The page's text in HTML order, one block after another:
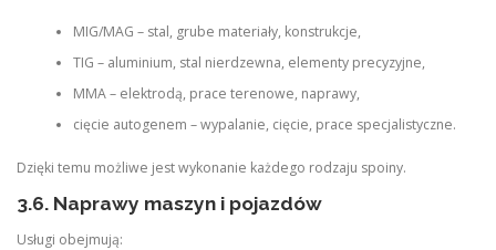
MIG/MAG – stal, grube materiały, konstrukcje,
TIG – aluminium, stal nierdzewna, elementy precyzyjne,
MMA – elektrodą, prace terenowe, naprawy,
cięcie autogenem – wypalanie, cięcie, prace specjalistyczne.
Dzięki temu możliwe jest wykonanie każdego rodzaju spoiny.
3.6. Naprawy maszyn i pojazdów
Usługi obejmują: